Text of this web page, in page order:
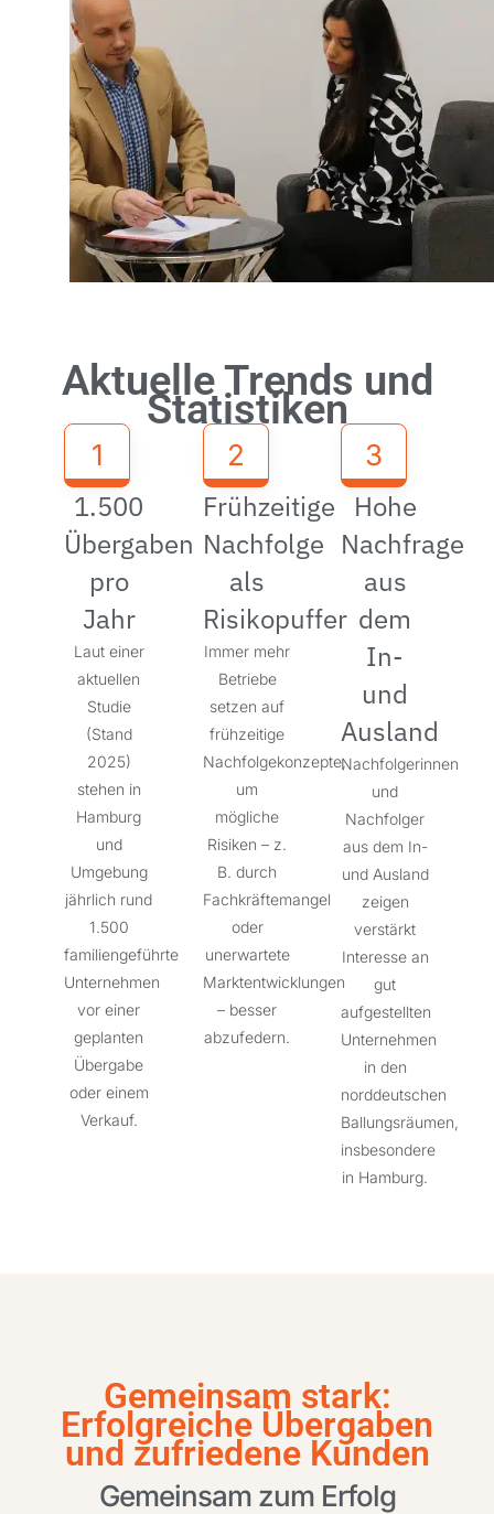
Aktuelle Trends und
Statistiken
1
1.500
Übergaben
pro
Jahr
Laut einer
aktuellen
Studie
(Stand
2025)
stehen in
Hamburg
und
Umgebung
jährlich rund
1.500
familiengeführte
Unternehmen
vor einer
geplanten
Übergabe
oder einem
Verkauf.
2
Frühzeitige
Nachfolge
als
Risikopuffer
Immer mehr
Betriebe
setzen auf
frühzeitige
Nachfolgekonzepte,
um
mögliche
Risiken – z.
B. durch
Fachkräftemangel
oder
unerwartete
Marktentwicklungen
– besser
abzufedern.
3
Hohe
Nachfrage
aus
dem
In-
und
Ausland
Nachfolgerinnen
und
Nachfolger
aus dem In-
und Ausland
zeigen
verstärkt
Interesse an
gut
aufgestellten
Unternehmen
in den
norddeutschen
Ballungsräumen,
insbesondere
in Hamburg.
Gemeinsam stark:
Erfolgreiche Übergaben
und zufriedene Kunden
Gemeinsam zum Erfolg